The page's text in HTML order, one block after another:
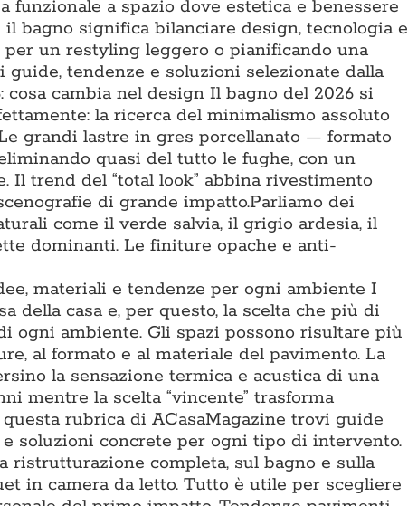
funzionale a spazio dove estetica e benessere
bagno significa bilanciare design, tecnologia e
un restyling leggero o pianificando una
tendenze e soluzioni selezionate dalla
cosa cambia nel design Il bagno del 2026 si
la ricerca del minimalismo assoluto
grandi lastre in gres porcellanato — formato
quasi del tutto le fughe, con un
trend del “total look” abbina rivestimento
di grande impatto.Parliamo dei
come il verde salvia, il grigio ardesia, il
dominanti. Le finiture opache e anti-
materiali e tendenze per ogni ambiente I
casa e, per questo, la scelta che più di
ogni ambiente. Gli spazi possono risultare più
al formato e al materiale del pavimento. La
la sensazione termica e acustica di una
mentre la scelta “vincente” trasforma
rubrica di ACasaMagazine trovi guide
soluzioni concrete per ogni tipo di intervento.
ristrutturazione completa, sul bagno e sulla
in camera da letto. Tutto è utile per scegliere